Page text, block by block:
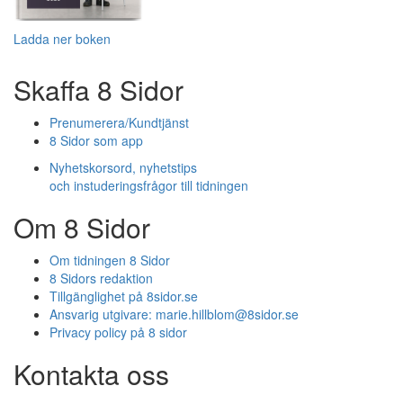
Ladda ner boken
Skaffa 8 Sidor
Prenumerera/Kundtjänst
8 Sidor som app
Nyhetskorsord, nyhetstips
och instuderingsfrågor till tidningen
Om 8 Sidor
Om tidningen 8 Sidor
8 Sidors redaktion
Tillgänglighet på 8sidor.se
Ansvarig utgivare: marie.hillblom@8sidor.se
Privacy policy på 8 sidor
Kontakta oss